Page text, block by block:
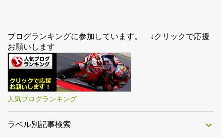
ブログランキングに参加しています。 ↓クリックで応援
お願いします
人気ブログランキング
ラベル別記事検索